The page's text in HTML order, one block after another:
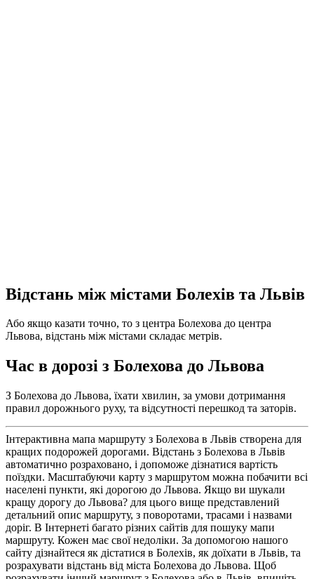
Відстань між містами Болехів та Львів
Або якщо казати точно, то з центра Болехова до центра
Львова, відстань між містами складає метрів.
Час в дорозі з Болехова до Львова
З Болехова до Львова, їхати хвилин, за умови дотримання
правил дорожнього руху, та відсутності перешкод та заторів.
Інтерактивна мапа маршруту з Болехова в Львів створена для
кращих подорожей дорогами. Відстань з Болехова в Львів
автоматично розраховано, і допоможе дізнатися вартість
поїздки. Масштабуючи карту з маршрутом можна побачити всі
населені пункти, які дорогою до Львова. Якщо ви шукали
кращу дорогу до Львова? для цього вище представлений
детальний опис маршруту, з поворотами, трасами і назвами
доріг. В Інтернеті багато різних сайтів для пошуку мапи
маршруту. Кожен має свої недоліки. За допомогою нашого
сайту дізнайтеся як дістатися в Болехів, як доїхати в Львів, та
розрахувати відстань від міста Болехова до Львова. Щоб